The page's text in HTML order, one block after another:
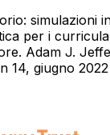
simulazioni
per i
Adam J.
14, giugno 2022